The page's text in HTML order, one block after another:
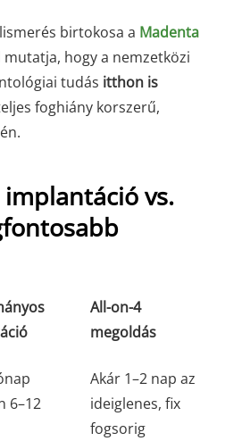
birtokosa a Madenta
mutatja, hogy a nemzetközi
tudás itthon is
foghiány korszerű,
vs.
All-on-4
megoldás
6–12
Akár 1–2 nap az
ideiglenes, fix
fogsorig